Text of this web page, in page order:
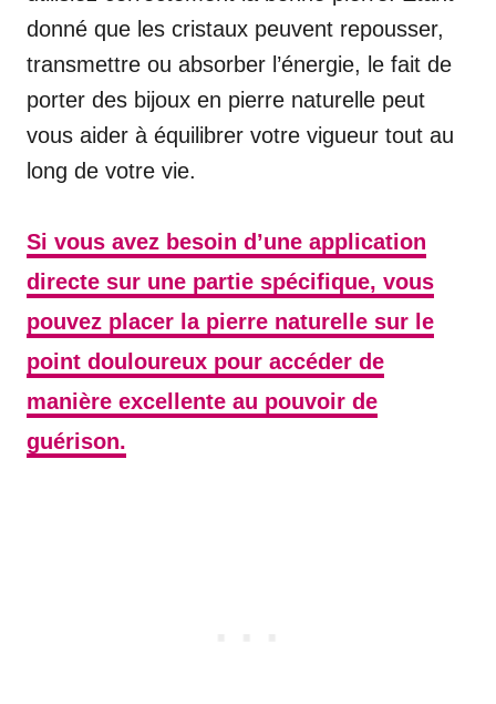
donné que les cristaux peuvent repousser,
transmettre ou absorber l’énergie, le fait de
porter des bijoux en pierre naturelle peut
vous aider à équilibrer votre vigueur tout au
long de votre vie.
Si vous avez besoin d’une application
directe sur une partie spécifique, vous
pouvez placer la pierre naturelle sur le
point douloureux pour accéder de
manière excellente au pouvoir de
guérison.